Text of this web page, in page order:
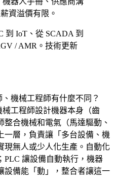
資溢價有限。
到 IoT、從 SCADA 到
/ AMR。技術更新
機械工程師有什麼不同？
工程師設計機器本身（齒
合機械和電氣（馬達驅動、
一層，負責讓「多台設備、機
現無人或少人化生產。自動化
PLC 讓設備自動執行，機器
設備能「動」，整合者讓這一